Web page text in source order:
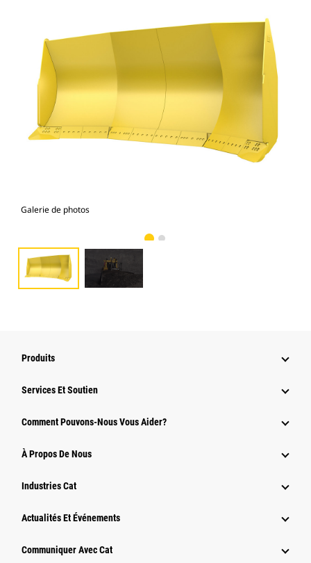
Galerie de photos
Produits
Services Et Soutien
Comment Pouvons-Nous Vous Aider?
À Propos De Nous
Industries Cat
Actualités Et Événements
Communiquer Avec Cat